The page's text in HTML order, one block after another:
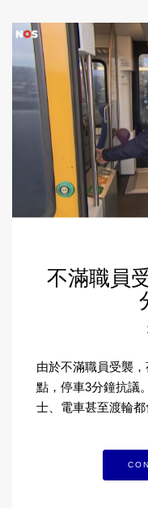
不滿職員
由於不滿職員受襲
點，停車3分鐘抗議
士、電車甚至渡輪都